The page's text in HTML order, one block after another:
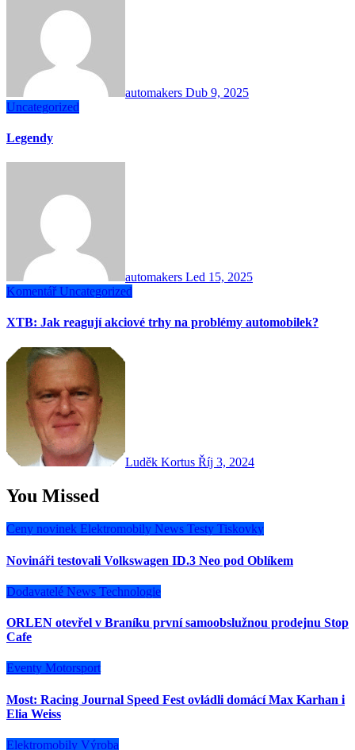
automakers Dub 9, 2025
Uncategorized
Legendy
automakers Led 15, 2025
Komentář Uncategorized
XTB: Jak reagují akciové trhy na problémy automobilek?
Luděk Kortus Říj 3, 2024
You Missed
Ceny novinek Elektromobily News Testy Tiskovky
Novináři testovali Volkswagen ID.3 Neo pod Oblíkem
Dodavatelé News Technologie
ORLEN otevřel v Braníku první samoobslužnou prodejnu Stop
Cafe
Eventy Motorsport
Most: Racing Journal Speed Fest ovládli domácí Max Karhan i
Elia Weiss
Elektromobily Výroba